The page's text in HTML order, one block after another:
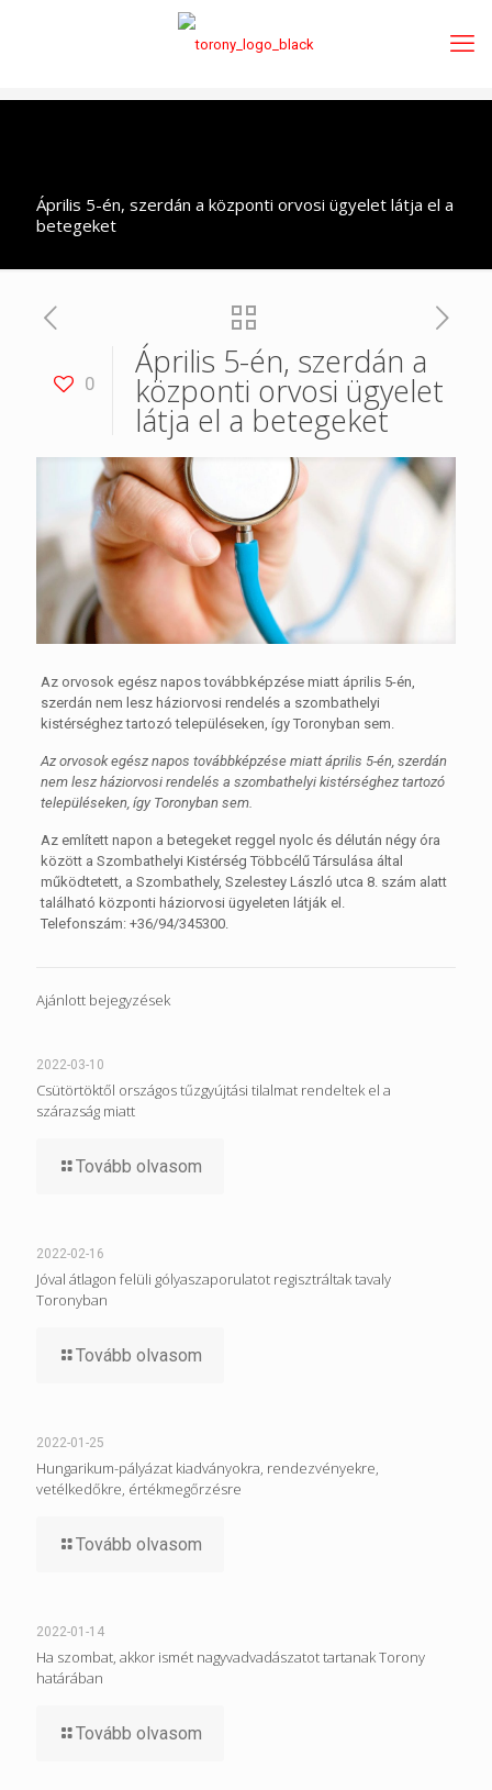
Április 5-én, szerdán a központi orvosi ügyelet látja el a
betegeket
0
Április 5-én, szerdán a
központi orvosi ügyelet
látja el a betegeket
Az orvosok egész napos továbbképzése miatt április 5-én,
szerdán nem lesz háziorvosi rendelés a szombathelyi
kistérséghez tartozó településeken, így Toronyban sem.
Az orvosok egész napos továbbképzése miatt április 5-én, szerdán
nem lesz háziorvosi rendelés a szombathelyi kistérséghez tartozó
településeken, így Toronyban sem.
Az említett napon a betegeket reggel nyolc és délután négy óra
között a Szombathelyi Kistérség Többcélű Társulása által
működtetett, a Szombathely, Szelestey László utca 8. szám alatt
található központi háziorvosi ügyeleten látják el.
Telefonszám: +36/94/345300.
Ajánlott bejegyzések
2022-03-10
Csütörtöktől országos tűzgyújtási tilalmat rendeltek el a
szárazság miatt
Tovább olvasom
2022-02-16
Jóval átlagon felüli gólyaszaporulatot regisztráltak tavaly
Toronyban
Tovább olvasom
2022-01-25
Hungarikum-pályázat kiadványokra, rendezvényekre,
vetélkedőkre, értékmegőrzésre
Tovább olvasom
2022-01-14
Ha szombat, akkor ismét nagyvadvadászatot tartanak Torony
határában
Tovább olvasom